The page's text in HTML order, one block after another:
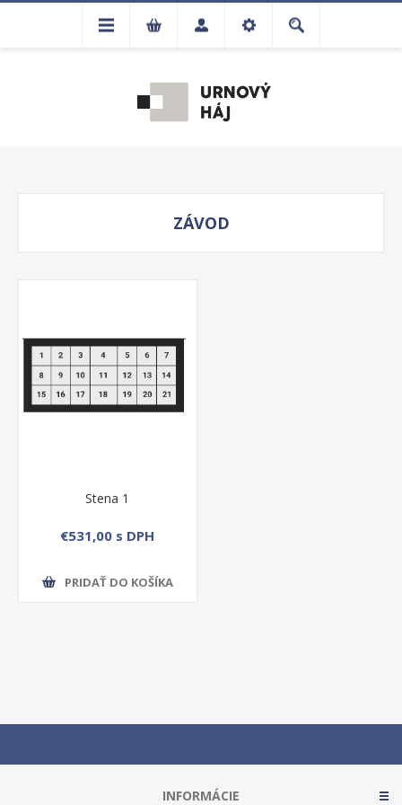
ZÁVOD
Stena 1
€531,00 s DPH
PRIDAŤ DO KOŠÍKA
INFORMÁCIE